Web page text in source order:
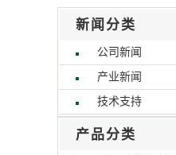
新闻分类
公司新闻
产业新闻
技术支持
产品分类